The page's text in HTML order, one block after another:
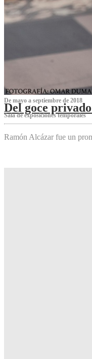
De mayo a septiembre de 2018
Del goce
Sala de exposiciones temporales
Ramón Alcázar fue un